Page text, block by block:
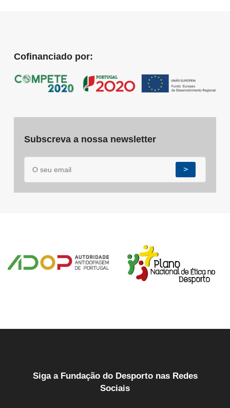
Cofinanciado por:
Subscreva a nossa newsletter
>
Siga a Fundação do Desporto nas Redes
Sociais